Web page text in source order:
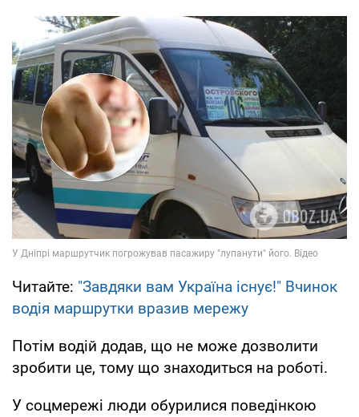
Читайте: "Завдяки вам Україна існує!" Вчинок
водія маршрутки вразив мережу
Потім водій додав, що не може дозволити
зробити це, тому що знаходиться на роботі.
У соцмережі люди обурилися поведінкою